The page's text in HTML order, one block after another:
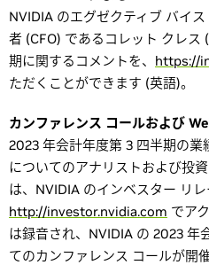
NVIDIA のエグゼクティブ バイ
者 (CFO) であるコレット クレ
期に関するコメントを、 https://
ただくことができます (英語)。
カンファレンス コールおよび
2023 年会計年度第 3 四半期の
についてのアナリストおよび投
は、NVIDIA のインベスター リレ
http://investor.nvidia.com でア
は録音され、NVIDIA の 2023 年
てのカンファレンス コールが開